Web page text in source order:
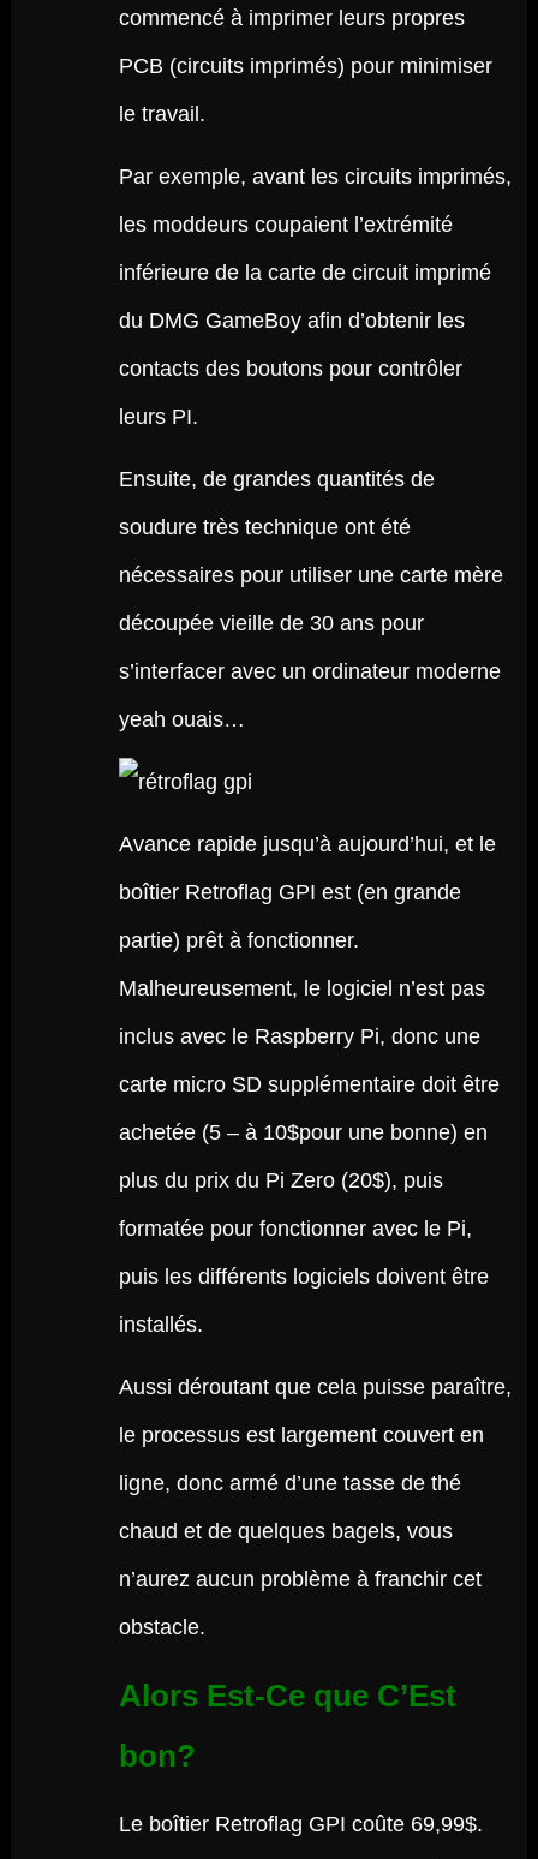
commencé à imprimer leurs propres
PCB (circuits imprimés) pour minimiser
le travail.
Par exemple, avant les circuits imprimés,
les moddeurs coupaient l’extrémité
inférieure de la carte de circuit imprimé
du DMG GameBoy afin d’obtenir les
contacts des boutons pour contrôler
leurs PI.
Ensuite, de grandes quantités de
soudure très technique ont été
nécessaires pour utiliser une carte mère
découpée vieille de 30 ans pour
s’interfacer avec un ordinateur moderne
yeah ouais…
Avance rapide jusqu’à aujourd’hui, et le
boîtier Retroflag GPI est (en grande
partie) prêt à fonctionner.
Malheureusement, le logiciel n’est pas
inclus avec le Raspberry Pi, donc une
carte micro SD supplémentaire doit être
achetée (5 – à 10$pour une bonne) en
plus du prix du Pi Zero (20$), puis
formatée pour fonctionner avec le Pi,
puis les différents logiciels doivent être
installés.
Aussi déroutant que cela puisse paraître,
le processus est largement couvert en
ligne, donc armé d’une tasse de thé
chaud et de quelques bagels, vous
n’aurez aucun problème à franchir cet
obstacle.
Alors Est-Ce que C’Est
bon?
Le boîtier Retroflag GPI coûte 69,99$.